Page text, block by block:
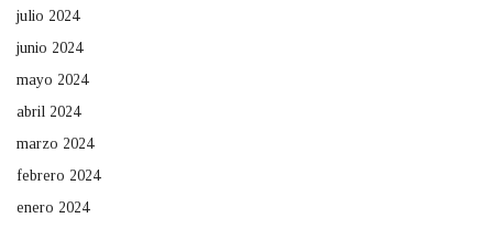
julio 2024
junio 2024
mayo 2024
abril 2024
marzo 2024
febrero 2024
enero 2024